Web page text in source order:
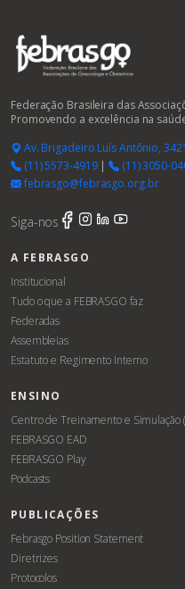
Federação Brasileira das
Promovendo a excelência na
Av. Brigadeiro Luís Antônio,
(11) 5573-4919|
(11) 3050-
febrasgo@febrasgo.org.br
Siga-nos
A FEBRASGO
Institucional
Tudo o que a FEBRASGO faz
Federadas
Assembleias
Estatuto e Regimento Interno
ENSINO
Centro de Treinamento e Simulação
FEBRASGO EAD
FEBRASGO Play
Podcasts
PUBLICAÇÕES
Febrasgo Position Statement
Diretrizes
Protocolos